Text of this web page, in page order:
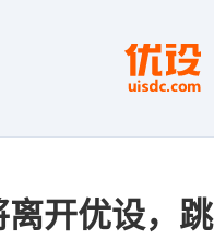
开优设，